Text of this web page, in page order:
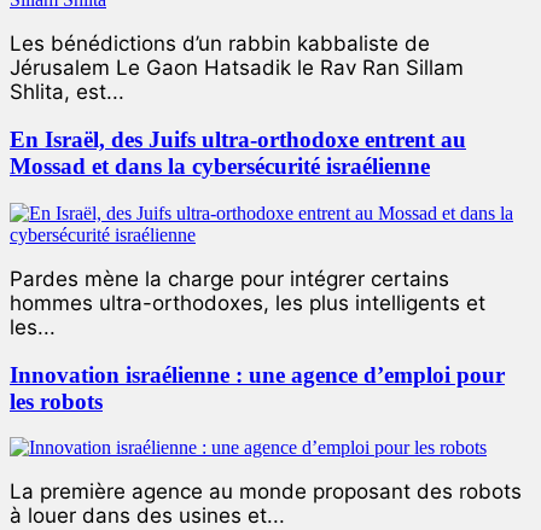
Les bénédictions d’un rabbin kabbaliste de
Jérusalem Le Gaon Hatsadik le Rav Ran Sillam
Shlita, est...
En Israël, des Juifs ultra-orthodoxe entrent au
Mossad et dans la cybersécurité israélienne
Pardes mène la charge pour intégrer certains
hommes ultra-orthodoxes, les plus intelligents et
les...
Innovation israélienne : une agence d’emploi pour
les robots
La première agence au monde proposant des robots
à louer dans des usines et...